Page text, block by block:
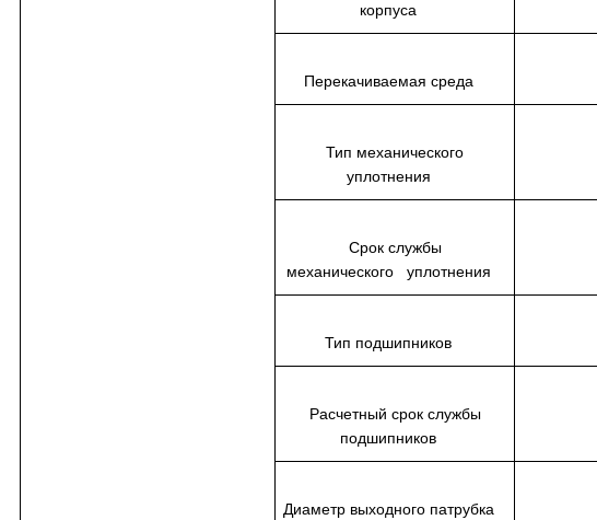
корпуса
Перекачиваемая среда
Тип механического
уплотнения
Срок службы
механического уплотнения
Тип подшипников
Расчетный срок службы
подшипников
Диаметр выходного патрубка